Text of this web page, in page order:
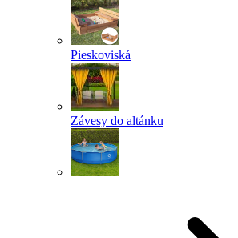
Pieskoviská
Závesy do altánku